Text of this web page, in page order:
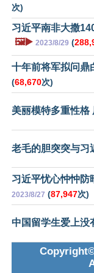
次)
习近平南非大撒
🖼️▶️ 2023/8/29 (
十年前将军拟问鼎
(68,670次)
美丽模特多重性格
老毛的胆突突与习
习近平忧心忡忡防
2023/8/27 (87,947次)
中国留学生爱上没